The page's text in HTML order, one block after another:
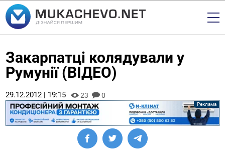
Закарпатці колядували у
Румунії (ВІДЕО)
29.12.2012 | 19:15 23 0